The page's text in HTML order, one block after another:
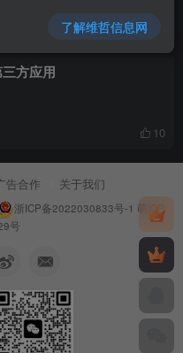
8647
方应用
10
告合作 关于我们
浙ICP备2022030833号-1 萌ICP
号
了解维哲信息网